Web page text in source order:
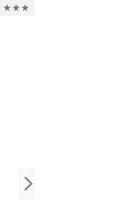
★★★